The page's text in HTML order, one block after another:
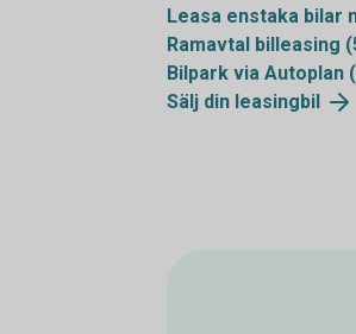
Leasa enstaka bilar
Ramavtal billeasing
Bilpark via Autoplan
Sälj din leasingbil